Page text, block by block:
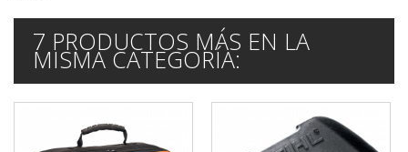
7 PRODUCTOS MÁS EN LA
MISMA CATEGORÍA: